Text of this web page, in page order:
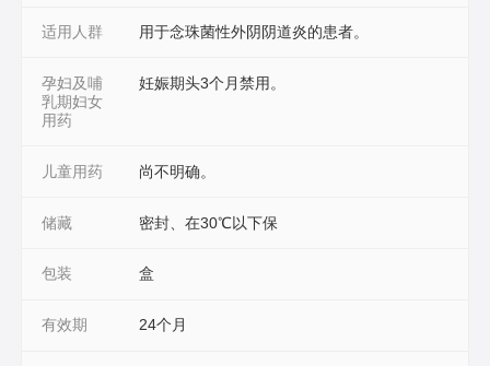
适用人群 用于念珠菌性外阴阴道炎的患者。
孕妇及哺
乳期妇女
用药
妊娠期头3个月禁用。
儿童用药 尚不明确。
储藏 密封、在30℃以下保
包装 盒
有效期 24个月